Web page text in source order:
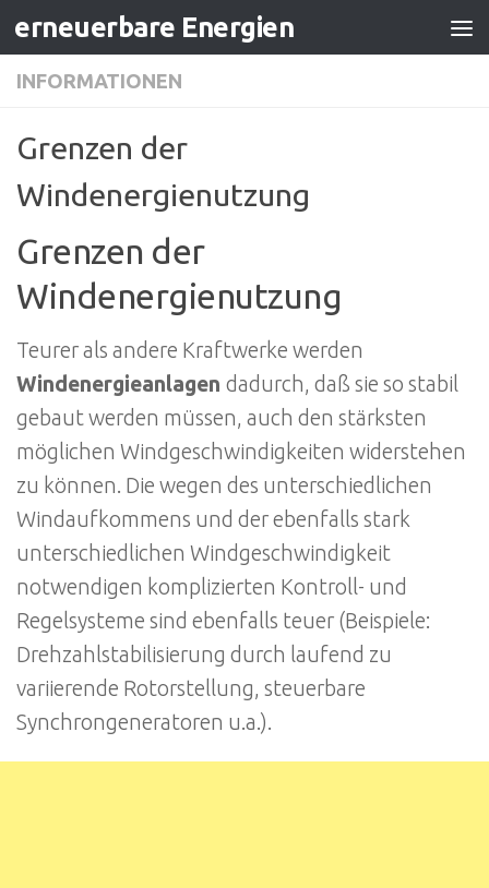
Zum Inhalt springen
erneuerbare Energien
INFORMATIONEN
Grenzen der
Windenergienutzung
Grenzen der
Windenergienutzung
Teurer als andere Kraftwerke werden
Windenergieanlagen dadurch, daß sie so stabil
gebaut werden müssen, auch den stärksten
möglichen Windgeschwindigkeiten widerstehen
zu können. Die wegen des unterschiedlichen
Windaufkommens und der ebenfalls stark
unterschiedlichen Windgeschwindigkeit
notwendigen komplizierten Kontroll- und
Regelsysteme sind ebenfalls teuer (Beispiele:
Drehzahlstabilisierung durch laufend zu
variierende Rotorstellung, steuerbare
Synchrongeneratoren u.a.).